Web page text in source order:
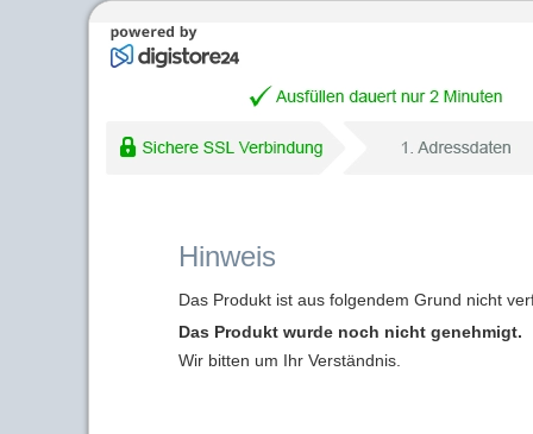
Hinweis
Das Produkt ist aus folgendem Grund nicht
Das Produkt wurde noch nicht genehmigt.
Wir bitten um Ihr Verständnis.